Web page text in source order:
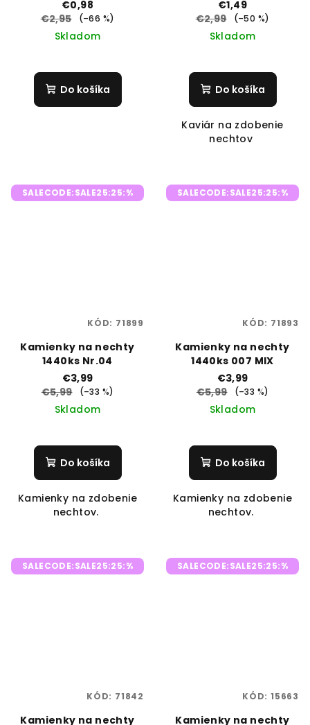
€0,98
€2,95
(–66 %)
Skladom
Do košíka
€1,49
€2,99
(–50 %)
Skladom
Do košíka
Kaviár na zdobenie
nechtov
SALECODE:SALE25:25:%
Kamienky na nechty
1440ks Nr.04
€3,99
€5,99
(–33 %)
Skladom
Do košíka
Kamienky na zdobenie
nechtov.
KÓD: 71899
SALECODE:SALE25:25:%
Kamienky na nechty
1440ks 007 MIX
€3,99
€5,99
(–33 %)
Skladom
Do košíka
Kamienky na zdobenie
nechtov.
KÓD: 71893
SALECODE:SALE25:25:%
Kamienky na nechty
KÓD: 71842
SALECODE:SALE25:25:%
Kamienky na nechty
KÓD: 15663